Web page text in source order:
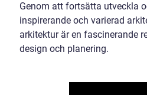
Genom att fortsätta utveckla
inspirerande och varierad
arkitektur är en fascinerande
design och planering.